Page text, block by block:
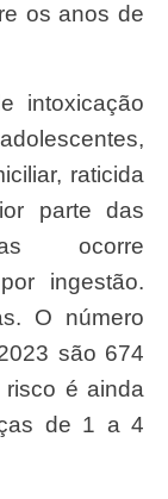
os anos de
raticida
parte das
ocorre
ingestão.
O número
são 674
é ainda
de 1 a 4